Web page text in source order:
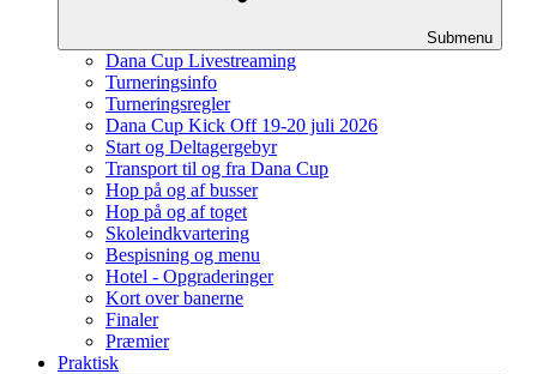
Submenu
Dana Cup Livestreaming
Turneringsinfo
Turneringsregler
Dana Cup Kick Off 19-20 juli 2026
Start og Deltagergebyr
Transport til og fra Dana Cup
Hop på og af busser
Hop på og af toget
Skoleindkvartering
Bespisning og menu
Hotel - Opgraderinger
Kort over banerne
Finaler
Præmier
Praktisk